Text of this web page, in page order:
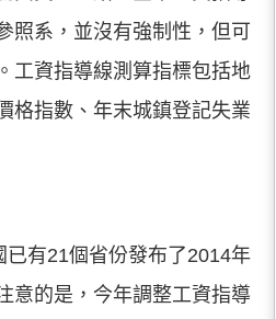
照系，並沒有強制性，但可
工資指導線測算指標包括地
格指數、年末城鎮登記失業
有21個省份發布了2014年
意的是，今年調整工資指導